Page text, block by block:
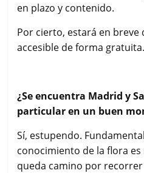
en plazo y contenido.
Por cierto, estará en
accesible de forma gratuita.
¿Se encuentra Madrid y
particular en un buen
Sí, estupendo.
conocimiento de la flora
queda camino por